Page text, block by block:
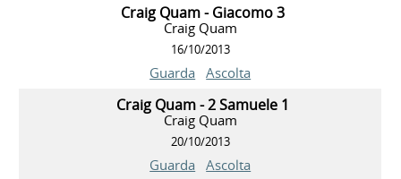
Craig Quam - Giacomo 3
Craig Quam
16/10/2013
Guarda Ascolta
Craig Quam - 2 Samuele 1
Craig Quam
20/10/2013
Guarda Ascolta